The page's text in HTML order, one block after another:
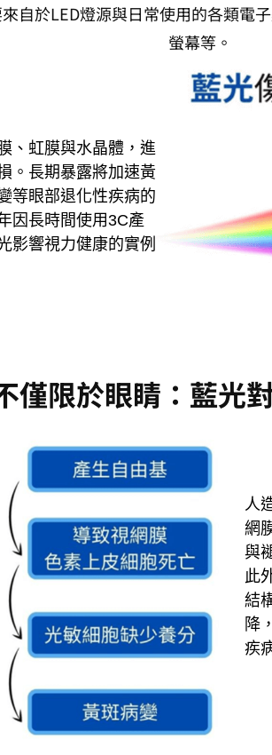
自於LED燈源與日常使用的各類電
螢幕等。
、虹膜與水晶體，進
。長期暴露將加速黃
等眼部退化性疾病的
因長時間使用3C產
影響視力健康的實例
僅限於眼睛：藍光
人
網
與
此
結
降
疾